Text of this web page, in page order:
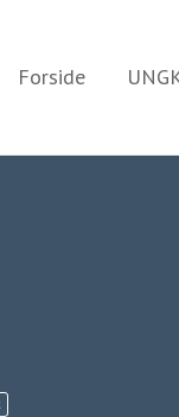
Forside